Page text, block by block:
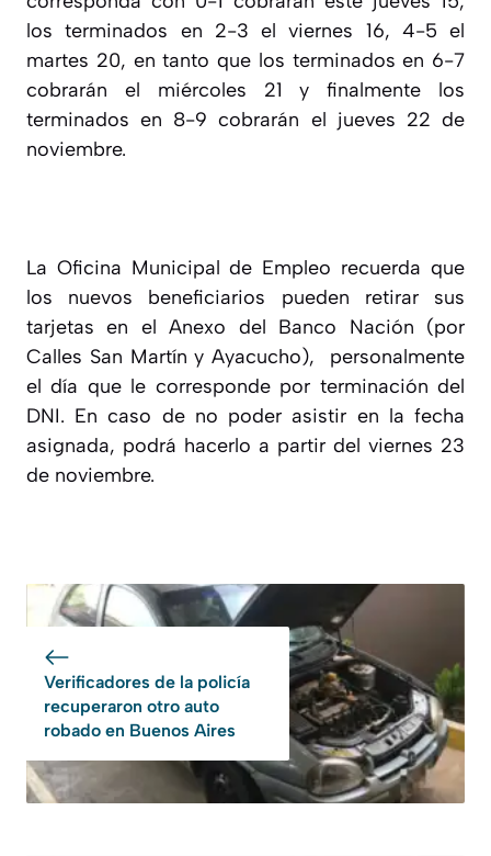
los terminados en 2-3 el viernes 16, 4-5 el
martes 20, en tanto que los terminados en 6-7
cobrarán el miércoles 21 y finalmente los
terminados en 8-9 cobrarán el jueves 22 de
noviembre.
La Oficina Municipal de Empleo recuerda que
los nuevos beneficiarios pueden retirar sus
tarjetas en el Anexo del Banco Nación (por
Calles San Martín y Ayacucho), personalmente
el día que le corresponde por terminación del
DNI. En caso de no poder asistir en la fecha
asignada, podrá hacerlo a partir del viernes 23
de noviembre.
Verificadores de la policía
recuperaron otro auto
robado en Buenos Aires